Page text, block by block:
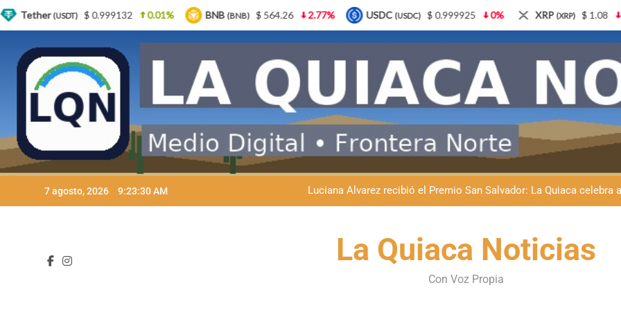
7 agosto, 2026 9:23:32 AM
Natación inclusiva en La Quiaca: Celia Zenteno destacó el
La Quiaca defendió la soberanía nacional: el municipio
Luciana Álvarez recibió el Premio San Salvador: La Quiaca celebra
Día del Niño en La Quiaca: el municipio prepara una gran
La Quiaca defendió la soberanía nacional: el municipio
Luciana Álvarez recibió el Premio San Salvador: La Quiaca celebra
La Quiaca Noticias
Con Voz Propia
0.01% BNB (BNB) $ 564.26 2.77% USDC (USDC) $ 0.999925 0% XRP(XRP) $ 1.08 3.87% Solana(SOL) $